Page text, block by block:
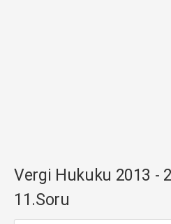
Vergi Hukuku 2013 -
11.Soru